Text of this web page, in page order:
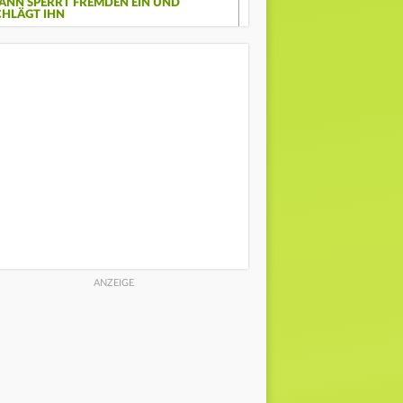
SPERRT FREMDEN EIN UND
IHN